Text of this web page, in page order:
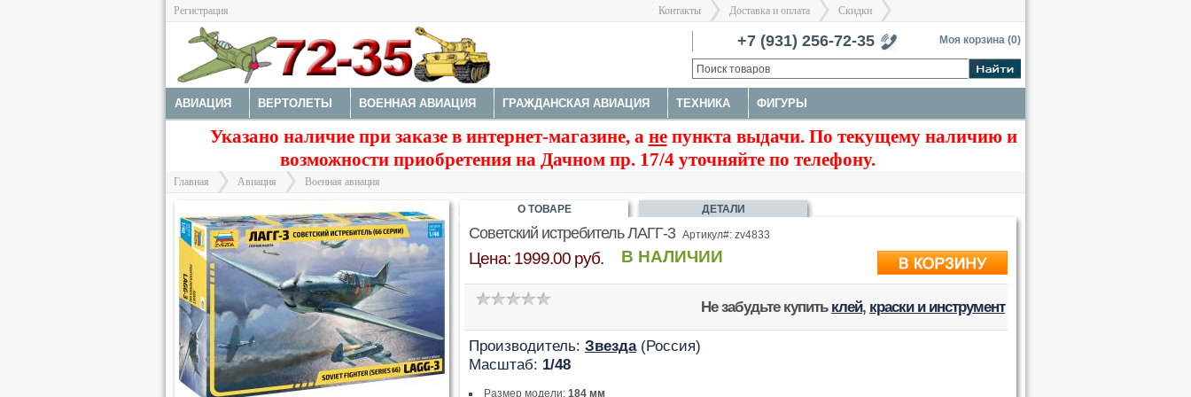
Регистрация Контакты
>
Доставка и оплата Скидки
+7 (931) 256-72-35
Санкт-Петербург Моя корзина (0)
АВИАЦИЯ ВЕРТОЛЕТЫ ВОЕННАЯ АВИАЦИЯ ГРАЖДАНСКАЯ АВИАЦИЯ ТЕХНИКА ФИГУРЫ
МОДЕЛИ КОРАБЛЕЙ И ПОДЛОДОК КОСМОС ЗДАНИЯ, НАБОРЫ ДЛЯ ДИОРАМ ДОПОЛНЕНИЯ КРАСКИ И ИНСТРУМЕНТЫ
Указано наличие при заказе в интернет-магазине, а непункта выдачи. По текущему наличию и
возможности приобретения на Дачном пр. 17/4 уточняйте по телефону.
Главная Авиация
>
Военная авиация
Советский истребитель ЛАГГ-3 Артикул#: zv4833
Цена: 1999.00 руб. В НАЛИЧИИ
Не забудьте купить клей, краски и инструмент
Производитель: Звезда(Россия)
Масштаб: 1/48
Размер модели:184 мм
О ТОВАРЕ ДЕТАЛИ